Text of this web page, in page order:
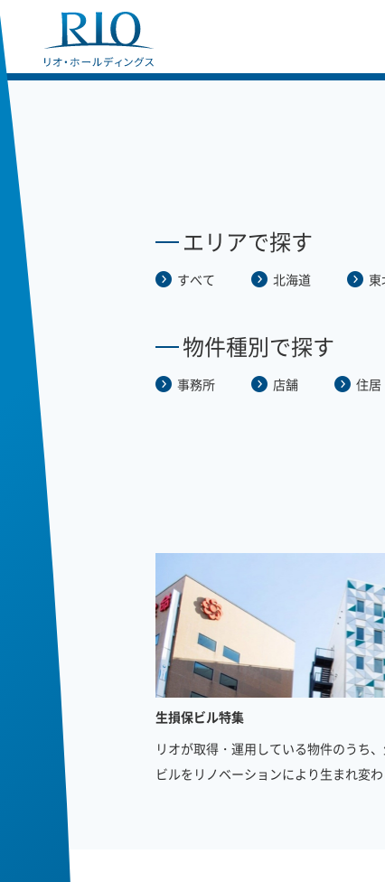
エリアで探す
すべて 北海道 東
物件種別で探す
事務所 店舗 住居
生損保ビル特集
リオが取得・運用している物件のうち
ビルをリノベーションにより生まれ変わ